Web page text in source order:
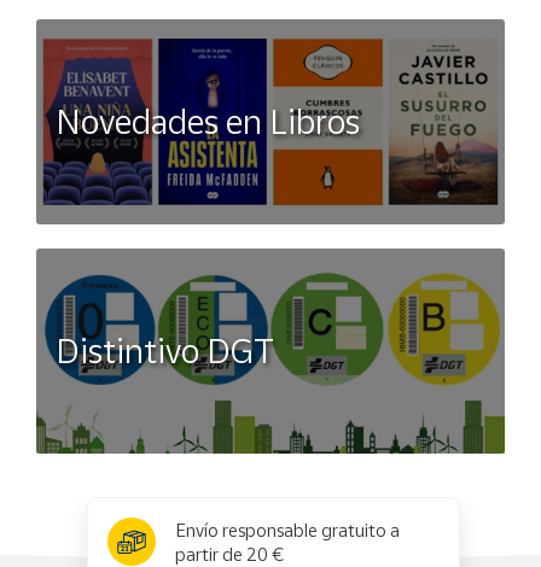
Novedades en Libros
Distintivo DGT
Envío responsable gratuito a
partir de 20 €